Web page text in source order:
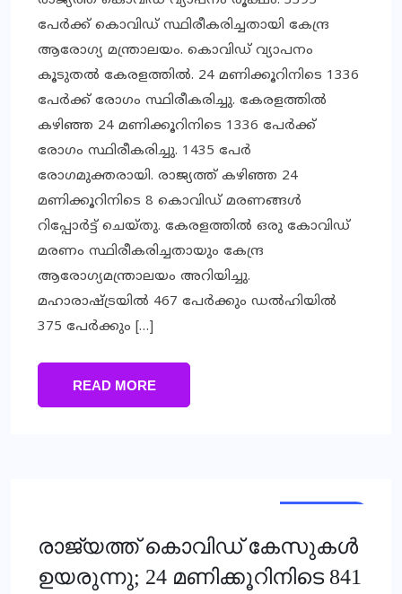
പേര്‍ക്ക് കൊവിഡ് സ്ഥിരീകരിച്ചതായി കേന്ദ്ര
ആരോഗ്യ മന്ത്രാലയം. കൊവിഡ് വ്യാപനം
കൂടുതല്‍ കേരളത്തില്‍. 24 മണിക്കൂറിനിടെ 1336
പേര്‍ക്ക് രോഗം സ്ഥിരീകരിച്ചു. കേരളത്തില്‍
കഴിഞ്ഞ 24 മണിക്കൂറിനിടെ 1336 പേര്‍ക്ക്
രോഗം സ്ഥിരീകരിച്ചു. 1435 പേര്‍
രോഗമുക്തരായി. രാജ്യത്ത് കഴിഞ്ഞ 24
മണിക്കൂറിനിടെ 8 കൊവിഡ് മരണങ്ങള്‍
റിപ്പോര്‍ട്ട് ചെയ്തു. കേരളത്തില്‍ ഒരു കോവിഡ്
മരണം സ്ഥിരീകരിച്ചതായും കേന്ദ്ര
ആരോഗ്യമന്ത്രാലയം അറിയിച്ചു.
മഹാരാഷ്ട്രയില്‍ 467 പേര്‍ക്കും ഡല്‍ഹിയില്‍
375 പേര്‍ക്കും […]
READ MORE
രാജ്യത്ത് കൊവിഡ് കേസുകള്‍
ഉയരുന്നു; 24 മണിക്കൂറിനിടെ 841